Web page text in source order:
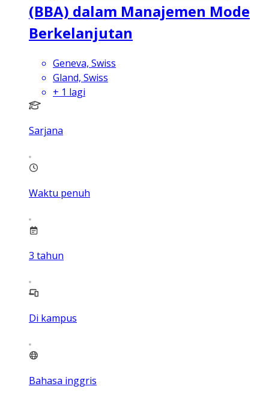
(BBA) dalam Manajemen Mode
Berkelanjutan
Geneva, Swiss
Gland, Swiss
+ 1 lagi
Sarjana
Waktu penuh
3 tahun
Di kampus
Bahasa inggris